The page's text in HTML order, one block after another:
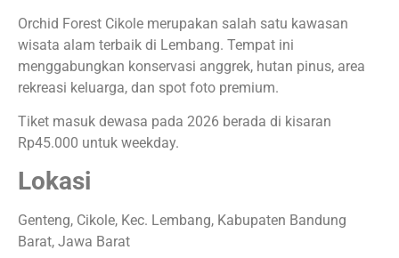
Orchid Forest Cikole merupakan salah satu kawasan
wisata alam terbaik di Lembang. Tempat ini
menggabungkan konservasi anggrek, hutan pinus, area
rekreasi keluarga, dan spot foto premium.
Tiket masuk dewasa pada 2026 berada di kisaran
Rp45.000 untuk weekday.
Lokasi
Genteng, Cikole, Kec. Lembang, Kabupaten Bandung
Barat, Jawa Barat